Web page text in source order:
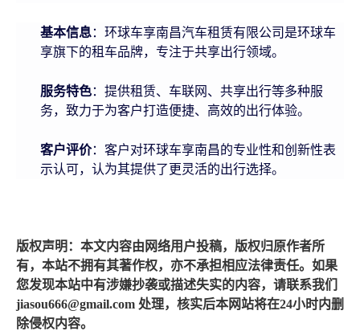
基本信息：环球车享南昌汽车租赁有限公司是环球车
享旗下的租车品牌，专注于共享出行领域。
服务特色：提供租赁、车联网、共享出行等多种服
务，致力于为客户打造便捷、高效的出行体验。
客户评价：客户对环球车享南昌的专业性和创新性表
示认可，认为其提供了更灵活的出行选择。
版权声明：本文内容由网络用户投稿，版权归原作者所
有，本站不拥有其著作权，亦不承担相应法律责任。如果
您发现本站中有涉嫌抄袭或描述失实的内容，请联系我们
jiasou666@gmail.com 处理，核实后本网站将在24小时内删
除侵权内容。